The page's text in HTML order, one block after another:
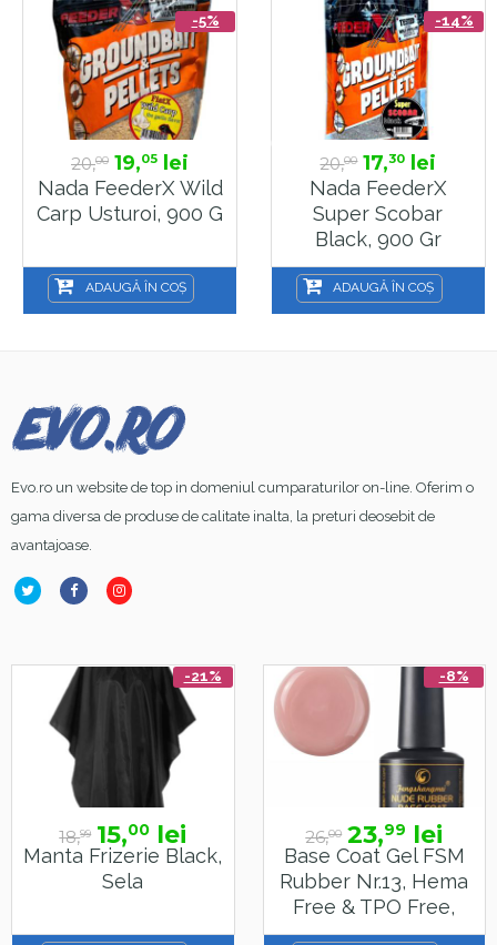
-5%
20,00 19,05 lei
Nada FeederX Wild
Carp Usturoi, 900 G
ADAUGĂ ÎN COȘ
-14%
20,00 17,30 lei
Nada FeederX
Super Scobar
Black, 900 Gr
ADAUGĂ ÎN COȘ
Evo.ro un website de top in domeniul cumparaturilor on-line. Oferim o
gama diversa de produse de calitate inalta, la preturi deosebit de
avantajoase.
-21%
18,99 15,00 lei
Manta Frizerie Black,
Sela
-8%
26,00 23,99 lei
Base Coat Gel FSM
Rubber Nr.13, Hema
Free & TPO Free,
15ml